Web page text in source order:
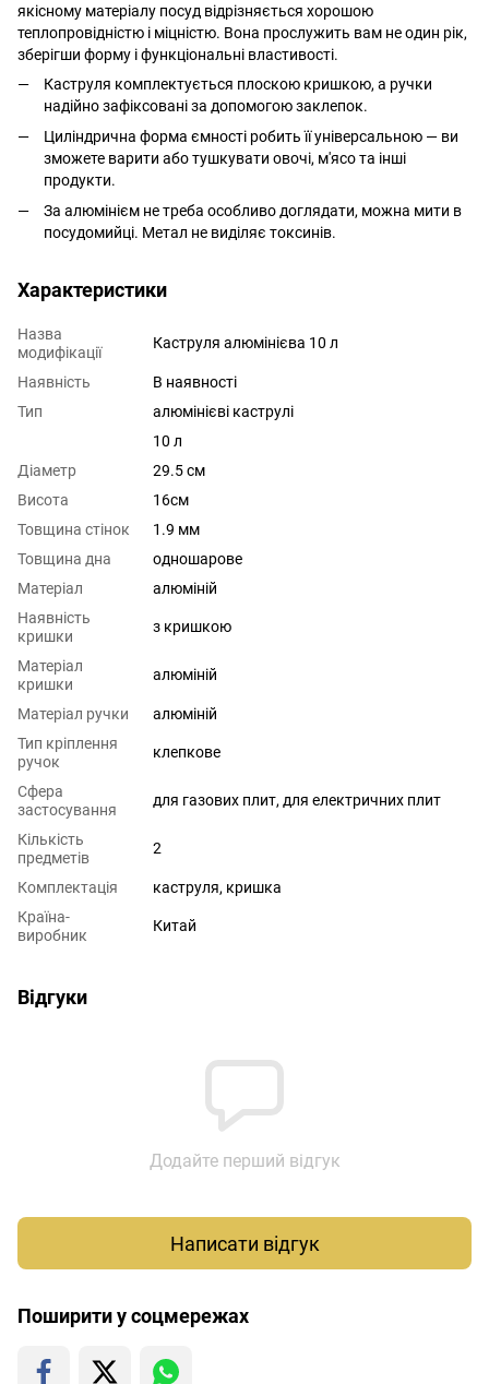
якісному матеріалу посуд відрізняється хорошою
теплопровідністю і міцністю. Вона прослужить вам не один рік,
зберігши форму і функціональні властивості.
Каструля комплектується плоскою кришкою, а ручки
надійно зафіксовані за допомогою заклепок.
Циліндрична форма ємності робить її універсальною — ви
зможете варити або тушкувати овочі, м'ясо та інші
продукти.
За алюмінієм не треба особливо доглядати, можна мити в
посудомийці. Метал не виділяє токсинів.
Характеристики
Назва
модифікації
Каструля алюмінієва 10 л
Наявність
В наявності
Тип
алюмінієві каструлі
10 л
Діаметр
29.5 см
Висота
16см
Товщина стінок
1.9 мм
Товщина дна
одношарове
Матеріал
алюміній
Наявність
кришки
з кришкою
Матеріал
кришки
алюміній
Матеріал ручки
алюміній
Тип кріплення
ручок
клепкове
Сфера
застосування
для газових плит,для електричних плит
Кількість
предметів
2
Комплектація
каструля, кришка
Країна-
виробник
Китай
Відгуки
Додайте перший відгук
Написати відгук
Поширити у соцмережах